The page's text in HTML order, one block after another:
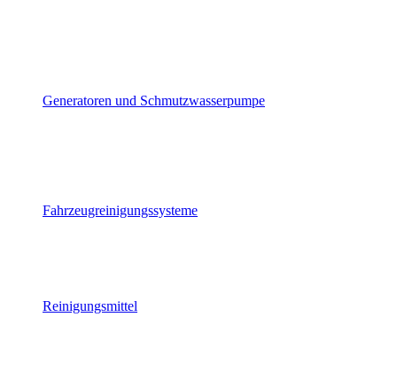
Generatoren und Schmutzwasserpumpe
Fahrzeugreinigungssysteme
Reinigungsmittel